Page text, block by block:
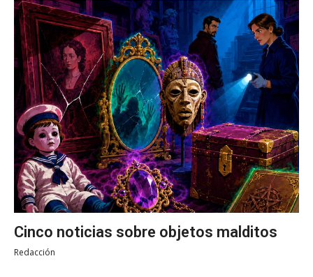
Cinco noticias sobre objetos malditos
Redacción